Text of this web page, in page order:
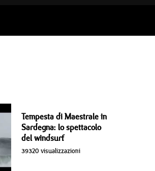
Tempesta di Maestrale in
Sardegna: lo spettacolo
del windsurf
39320 visualizzazioni